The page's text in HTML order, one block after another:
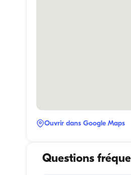
Ouvrir dans Google Maps
Questions